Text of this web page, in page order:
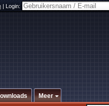
|Login:
Meer